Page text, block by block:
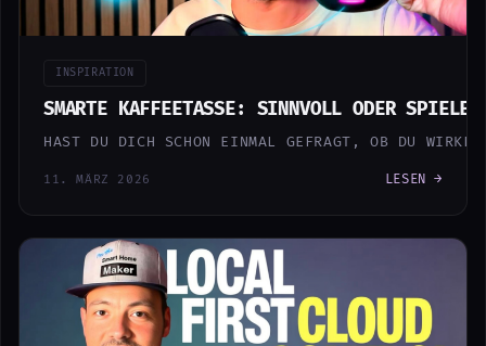
INSPIRATION
SMARTE KAFFEETASSE: SINNVOLL ODER
HAST DU DICH SCHON EINMAL GEFRAGT, OB DU
11. MÄRZ 2026 LESEN →